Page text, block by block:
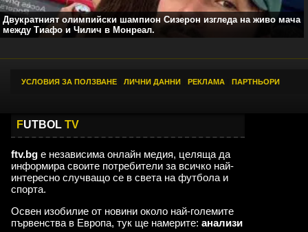
Двукратният олимпийски шампион Сизерон изгледа на живо мача
между Тиафо и Чилич в Монреал.
УСЛОВИЯ ЗА ПОЛЗВАНЕ ЛИЧНИ ДАННИ РЕКЛАМА ПАРТНЬОРИ
FUTBOL TV
ftv.bg е независима онлайн медия, целяща да
информира своите потребители за всичко най-
интересно случващо се в света на футбола и
спорта.
Освен изобилие от новини около най-големите
първенства в Европа, тук ще намерите: анализи